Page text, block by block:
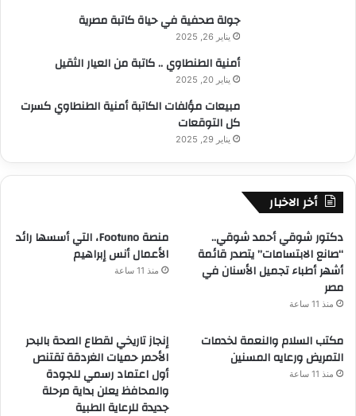
جولة صحفية في حياة كاتبة مصرية
يناير 26, 2025
أمنية الطنطاوي .. كاتبة من العيار الثقيل
يناير 20, 2025
مبيعات مؤلفات الكاتبة أمنية الطنطاوي كسرت
كل التوقعات
يناير 29, 2025
أخر الاخبار
دكتور شوقي أحمد شوقي..
“صانع الابتسامات” يتصدر قائمة
أشهر أطباء تجميل الأسنان في
مصر
منذ 11 ساعة
منصة Footuno، التي أسسها رائد
الأعمال أنس إبراهيم
منذ 11 ساعة
مكتب السلام والنعمة لخدمات
التمريض ورعايه المسنين
منذ 11 ساعة
إنجاز تاريخي لقطاع الصحة بالبحر
الأحمر حميات الغردقة تقتنص
أول اعتماد رسمي للجودة
والمحافظ يعلن بداية مرحلة
جديدة للرعاية الطبية